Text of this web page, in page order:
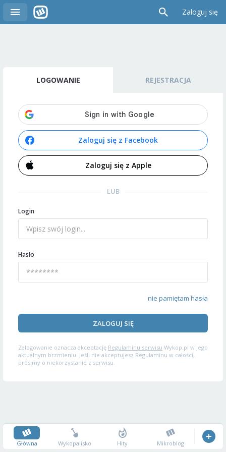
Zaloguj się
LOGOWANIE REJESTRACJA
Zaloguj się z Facebook
Zaloguj się z Apple
LUB
Login
Hasło
nie pamiętam hasła
ZALOGUJ SIĘ
Zalogowanie oznacza akceptację Regulaminu serwisu Wykop.pl w jego
aktualnym brzmieniu. Jeśli nie akceptujesz Regulaminu w całości,
prosimy o niekorzystanie z serwisu.
Główna Wykopalisko Hity Mikroblog